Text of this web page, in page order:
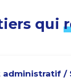
qui
administratif /